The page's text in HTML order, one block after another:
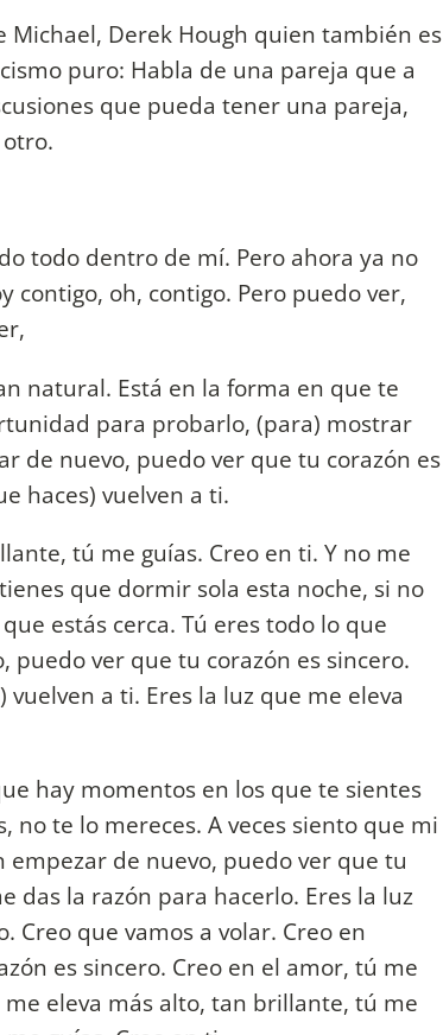
Derek Hough quien también es
puro: Habla de una pareja que a
que pueda tener una pareja,
todo dentro de mí. Pero ahora ya no
contigo, oh, contigo. Pero puedo ver,
natural. Está en la forma en que te
para probarlo, (para) mostrar
de nuevo, puedo ver que tu corazón es
haces) vuelven a ti.
tú me guías. Creo en ti. Y no me
que dormir sola esta noche, si no
estás cerca. Tú eres todo lo que
puedo ver que tu corazón es sincero.
a ti. Eres la luz que me eleva
hay momentos en los que te sientes
te lo mereces. A veces siento que mi
empezar de nuevo, puedo ver que tu
das la razón para hacerlo. Eres la luz
Creo que vamos a volar. Creo en
es sincero. Creo en el amor, tú me
eleva más alto, tan brillante, tú me